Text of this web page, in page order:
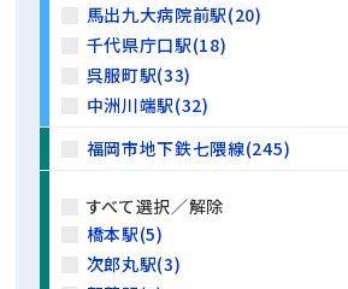
馬出九大病院前駅(20)
千代県庁口駅(18)
呉服町駅(33)
中洲川端駅(32)
福岡市地下鉄七隈線(245)
すべて選択／解除
橋本駅(5)
次郎丸駅(3)